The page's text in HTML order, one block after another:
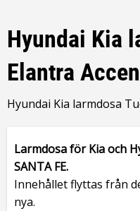
Hyundai Kia
Elantra
Hyundai Kia larmdosa
Larmdosa för Kia och
SANTA FE.
Innehållet flyttas från
nya.